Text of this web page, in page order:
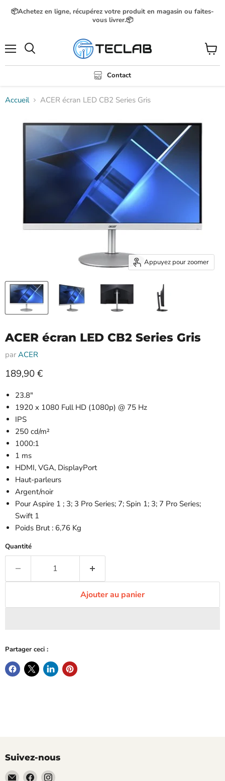
📦Achetez en ligne, récupérez votre produit en magasin ou faites-
vous livrer.📦
Contact
Voir
le
Accueil ACER écran LED CB2 Series Gris
Appuyez pour zoomer
ACER écran LED CB2 Series Gris
par ACER
Prix actuel
189,90 €
23.8"
1920 x 1080 Full HD (1080p) @ 75 Hz
IPS
250 cd/m²
1000:1
1 ms
HDMI, VGA, DisplayPort
Haut-parleurs
Argent/noir
Pour Aspire 1 ; 3; 3 Pro Series; 7; Spin 1; 3; 7 Pro Series;
Swift 1
Poids Brut : 6,76 Kg
Quantité
Ajouter au panier
Partager ceci :
Suivez-nous
EmailTrouvez-Trouvez-